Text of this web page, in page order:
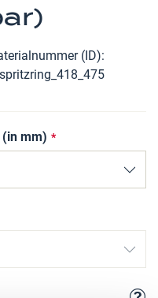
(ID)
mm)